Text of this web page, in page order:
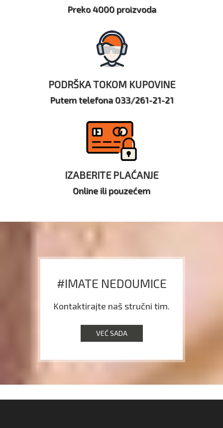
Preko 4000 proizvoda
PODRŠKA TOKOM KUPOVINE
Putem telefona 033/261-21-21
IZABERITE PLAĆANJE
Online ili pouzećem
#IMATE NEDOUMICE
Kontaktirajte naš stručni tim.
VEĆ SADA